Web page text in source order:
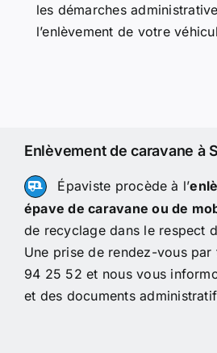
les démarches
l’enlèvement de votre
Enlèvement de caravane à
Épaviste procède à l’
épave de caravane ou de
de recyclage dans le respect
Une prise de rendez-vous
94 25 52 et nous vous
et des documents